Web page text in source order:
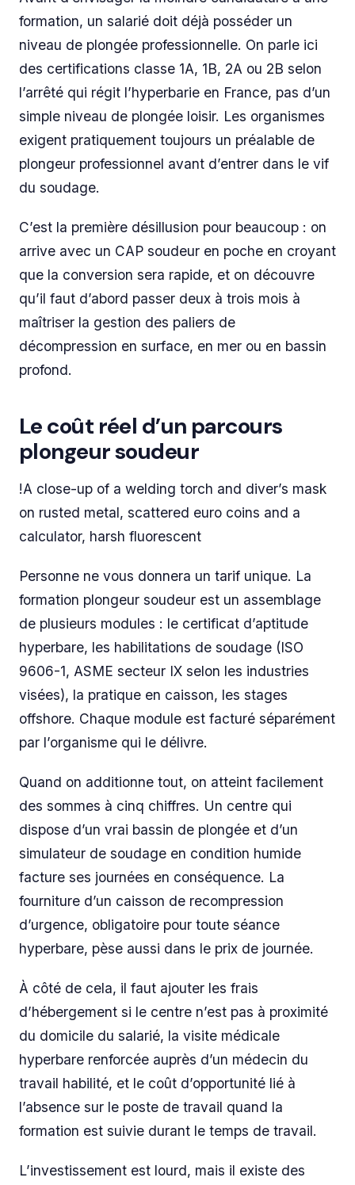
formation, un salarié doit déjà posséder un
niveau de plongée professionnelle. On parle ici
des certifications classe 1A, 1B, 2A ou 2B selon
l’arrêté qui régit l’hyperbarie en France, pas d’un
simple niveau de plongée loisir. Les organismes
exigent pratiquement toujours un préalable de
plongeur professionnel avant d’entrer dans le vif
du soudage.
C’est la première désillusion pour beaucoup : on
arrive avec un CAP soudeur en poche en croyant
que la conversion sera rapide, et on découvre
qu’il faut d’abord passer deux à trois mois à
maîtriser la gestion des paliers de
décompression en surface, en mer ou en bassin
profond.
Le coût réel d’un parcours
plongeur soudeur
!A close-up of a welding torch and diver’s mask
on rusted metal, scattered euro coins and a
calculator, harsh fluorescent
Personne ne vous donnera un tarif unique. La
formation plongeur soudeur est un assemblage
de plusieurs modules : le certificat d’aptitude
hyperbare, les habilitations de soudage (ISO
9606-1, ASME secteur IX selon les industries
visées), la pratique en caisson, les stages
offshore. Chaque module est facturé séparément
par l’organisme qui le délivre.
Quand on additionne tout, on atteint facilement
des sommes à cinq chiffres. Un centre qui
dispose d’un vrai bassin de plongée et d’un
simulateur de soudage en condition humide
facture ses journées en conséquence. La
fourniture d’un caisson de recompression
d’urgence, obligatoire pour toute séance
hyperbare, pèse aussi dans le prix de journée.
À côté de cela, il faut ajouter les frais
d’hébergement si le centre n’est pas à proximité
du domicile du salarié, la visite médicale
hyperbare renforcée auprès d’un médecin du
travail habilité, et le coût d’opportunité lié à
l’absence sur le poste de travail quand la
formation est suivie durant le temps de travail.
L’investissement est lourd, mais il existe des